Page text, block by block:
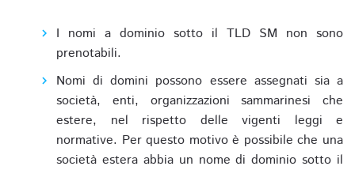
I nomi a dominio sotto il TLD SM non sono
prenotabili.
Nomi di domini possono essere assegnati sia a
società, enti, organizzazioni sammarinesi che
estere, nel rispetto delle vigenti leggi e
normative. Per questo motivo è possibile che una
società estera abbia un nome di dominio sotto il